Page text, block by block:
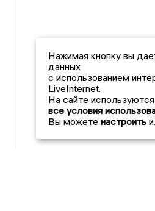
Нажимая кнопку вы
данных
с использованием
LiveInternet.
На сайте
все условия
Вы можете настроить